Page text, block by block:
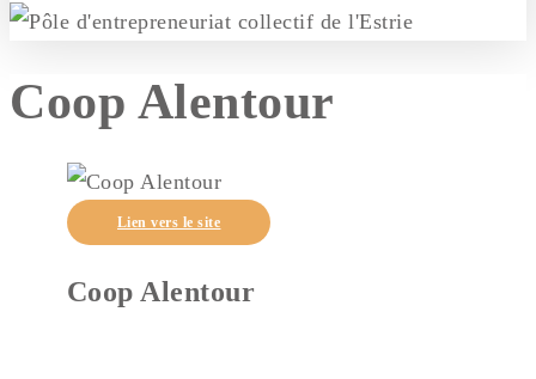
Coop Alentour
Lien vers le site
Coop Alentour